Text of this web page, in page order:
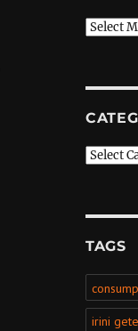
Archives
TAGS
irini